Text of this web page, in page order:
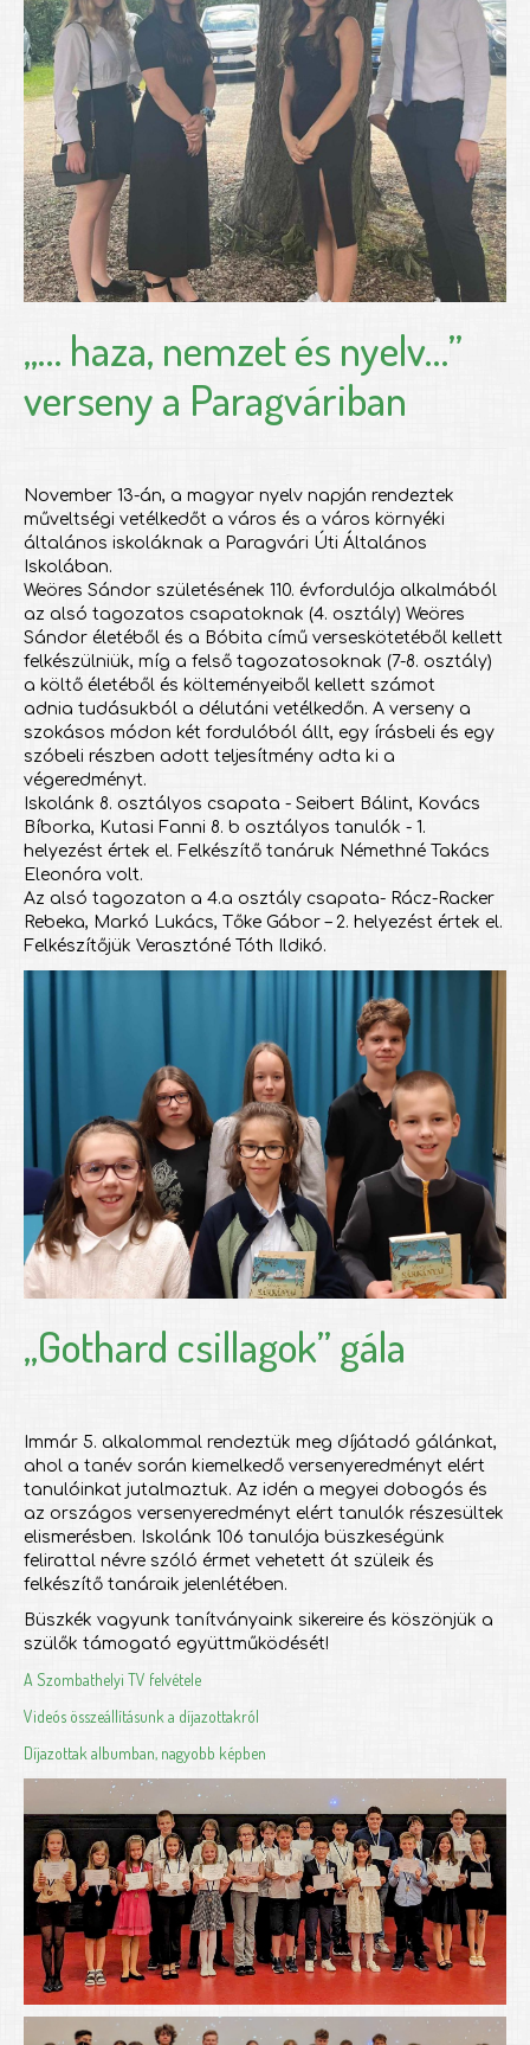
„… haza, nemzet és nyelv…”
verseny a Paragváriban
November 13-án, a magyar nyelv napján rendeztek
műveltségi vetélkedőt a város és a város környéki
általános iskoláknak a Paragvári Úti Általános
Iskolában.
Weöres Sándor születésének 110. évfordulója alkalmából
az alsó tagozatos csapatoknak (4. osztály) Weöres
Sándor életéből és a Bóbita című verseskötetéből kellett
felkészülniük, míg a felső tagozatosoknak (7-8. osztály)
a költő életéből és költeményeiből kellett számot
adnia tudásukból a délutáni vetélkedőn. A verseny a
szokásos módon két fordulóból állt, egy írásbeli és egy
szóbeli részben adott teljesítmény adta ki a
végeredményt.
Iskolánk 8. osztályos csapata - Seibert Bálint, Kovács
Bíborka, Kutasi Fanni 8. b osztályos tanulók - 1.
helyezést értek el. Felkészítő tanáruk Némethné Takács
Eleonóra volt.
Az alsó tagozaton a 4.a osztály csapata- Rácz-Racker
Rebeka, Markó Lukács, Tőke Gábor – 2. helyezést értek el.
Felkészítőjük Verasztóné Tóth Ildikó.
„Gothard csillagok” gála
Immár 5. alkalommal rendeztük meg díjátadó gálánkat,
ahol a tanév során kiemelkedő versenyeredményt elért
tanulóinkat jutalmaztuk. Az idén a megyei dobogós és
az országos versenyeredményt elért tanulók részesültek
elismerésben. Iskolánk 106 tanulója büszkeségünk
felirattal névre szóló érmet vehetett át szüleik és
felkészítő tanáraik jelenlétében.
Büszkék vagyunk tanítványaink sikereire és köszönjük a
szülők támogató együttműködését!
A Szombathelyi TV felvétele
Videós összeállításunk a díjazottakról
Díjazottak albumban, nagyobb képben